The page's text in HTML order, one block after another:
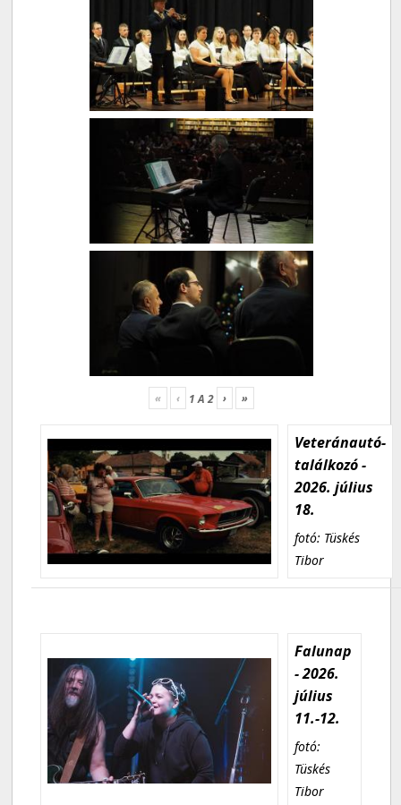
« ‹ 1A2 › »
Veteránautó-
találkozó -
2026. július
18.
fotó: Tüskés
Tibor
Falunap
- 2026.
július
11.-12.
fotó:
Tüskés
Tibor